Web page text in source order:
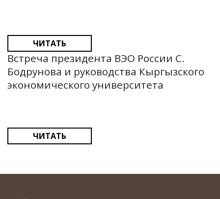
ЧИТАТЬ
Встреча президента ВЭО России С.
Бодрунова и руководства Кыргызского
экономического университета
ЧИТАТЬ